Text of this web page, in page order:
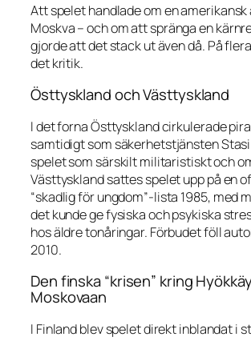
Att spelet handlade om en
Moskva – och om att spränga en
gjorde att det stack ut även då. På
det kritik.
Östtyskland och Västtyskland
I det forna Östtyskland cirkulerade
samtidigt som säkerhetstjänsten
spelet som särskilt militaristiskt och
Västtyskland sattes spelet upp på en
“skadlig för ungdom”-lista 1985, med
det kunde ge fysiska och psykiska
hos äldre tonåringar. Förbudet föll
2010.
Den finska “krisen” kring
Moskovaan
I Finland blev spelet direkt inblandat i